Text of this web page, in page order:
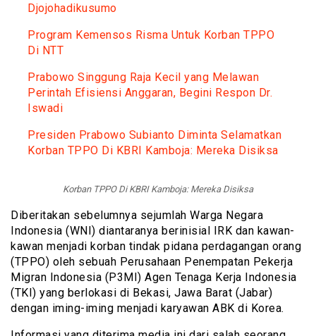
Djojohadikusumo
Program Kemensos Risma Untuk Korban TPPO
Di NTT
Prabowo Singgung Raja Kecil yang Melawan
Perintah Efisiensi Anggaran, Begini Respon Dr.
Iswadi
Presiden Prabowo Subianto Diminta Selamatkan
Korban TPPO Di KBRI Kamboja: Mereka Disiksa
Korban TPPO Di KBRI Kamboja: Mereka Disiksa
Diberitakan sebelumnya sejumlah Warga Negara
Indonesia (WNI) diantaranya berinisial IRK dan kawan-
kawan menjadi korban tindak pidana perdagangan orang
(TPPO) oleh sebuah Perusahaan Penempatan Pekerja
Migran Indonesia (P3MI) Agen Tenaga Kerja Indonesia
(TKI) yang berlokasi di Bekasi, Jawa Barat (Jabar)
dengan iming-iming menjadi karyawan ABK di Korea.